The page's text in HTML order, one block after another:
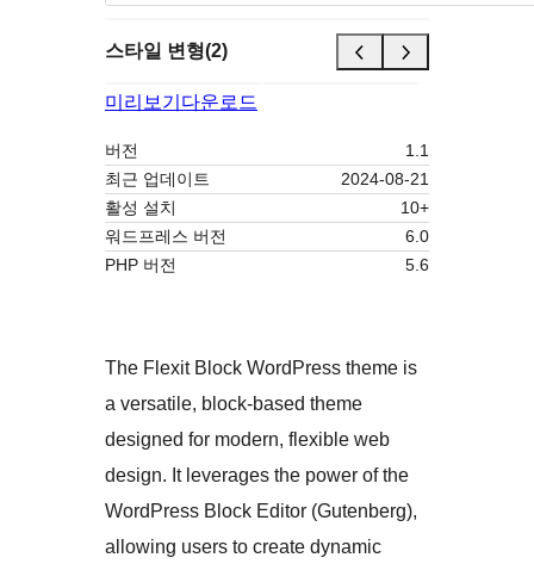
스타일 변형(2)
미리보기 다운로드
버전
1.1
최근 업데이트
2024-08-21
활성 설치
10+
워드프레스 버전
6.0
PHP 버전
5.6
The Flexit Block WordPress theme is
a versatile, block-based theme
designed for modern, flexible web
design. It leverages the power of the
WordPress Block Editor (Gutenberg),
allowing users to create dynamic